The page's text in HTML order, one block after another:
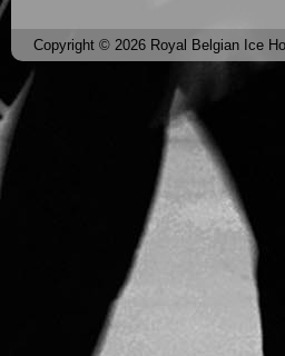
Copyright © 2026 Royal Belgian Ice